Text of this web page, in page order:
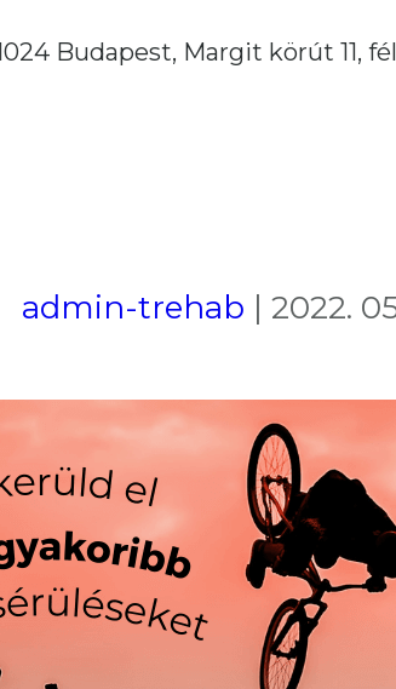
Budapest, Margit körút 11,
admin-trehab | 2022.